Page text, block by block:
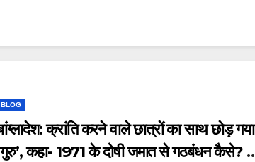
BLOG
क्रांति करने वाले छात्रों का साथ छोड़ गया
कहा- 1971 के दोषी जमात से गठबंधन कैसे? –